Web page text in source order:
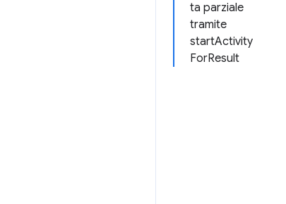
ta parziale
tramite
startActivity
ForResult